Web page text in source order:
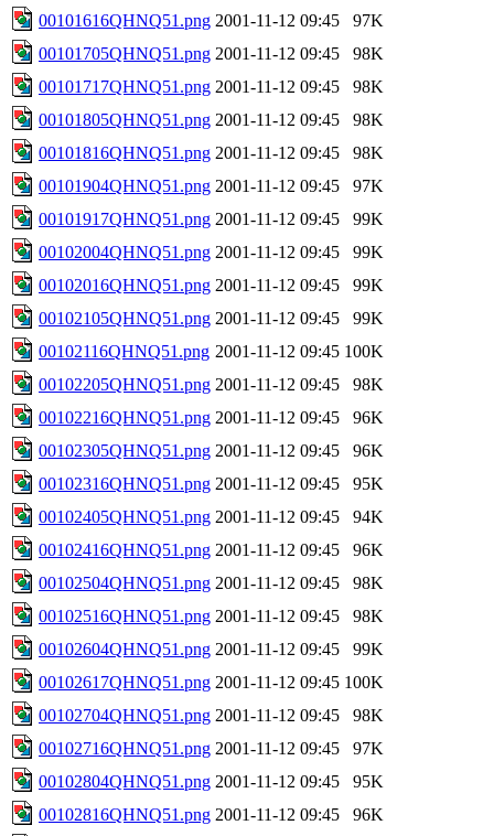
00101616QHNQ51.png 2001-11-12 09:45
97K
00101705QHNQ51.png 2001-11-12 09:45
98K
00101717QHNQ51.png 2001-11-12 09:45
98K
00101805QHNQ51.png 2001-11-12 09:45
98K
00101816QHNQ51.png 2001-11-12 09:45
98K
00101904QHNQ51.png 2001-11-12 09:45
97K
00101917QHNQ51.png 2001-11-12 09:45
99K
00102004QHNQ51.png 2001-11-12 09:45
99K
00102016QHNQ51.png 2001-11-12 09:45
99K
00102105QHNQ51.png 2001-11-12 09:45
99K
00102116QHNQ51.png 2001-11-12 09:45 100K
00102205QHNQ51.png 2001-11-12 09:45
98K
00102216QHNQ51.png 2001-11-12 09:45
96K
00102305QHNQ51.png 2001-11-12 09:45
96K
00102316QHNQ51.png 2001-11-12 09:45
95K
00102405QHNQ51.png 2001-11-12 09:45
94K
00102416QHNQ51.png 2001-11-12 09:45
96K
00102504QHNQ51.png 2001-11-12 09:45
98K
00102516QHNQ51.png 2001-11-12 09:45
98K
00102604QHNQ51.png 2001-11-12 09:45
99K
00102617QHNQ51.png 2001-11-12 09:45 100K
00102704QHNQ51.png 2001-11-12 09:45
98K
00102716QHNQ51.png 2001-11-12 09:45
97K
00102804QHNQ51.png 2001-11-12 09:45
95K
00102816QHNQ51.png 2001-11-12 09:45
96K